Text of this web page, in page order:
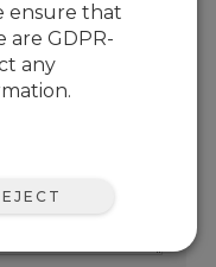
ensure that
are GDPR-
any